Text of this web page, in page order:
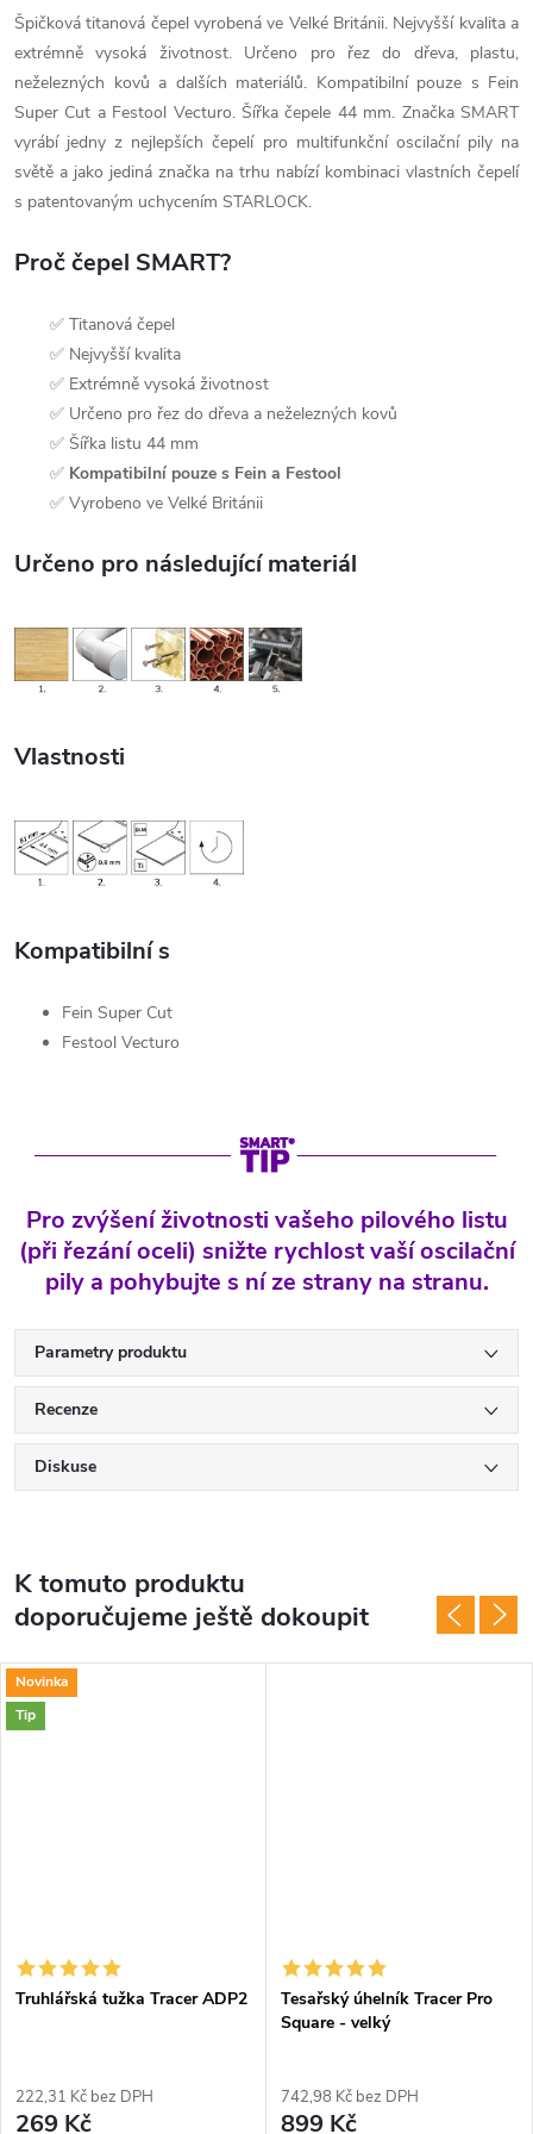
Špičková titanová čepel vyrobená ve Velké Británii. Nejvyšší kvalita a
extrémně vysoká životnost. Určeno pro řez do dřeva, plastu,
neželezných kovů a dalších materiálů. Kompatibilní pouze s Fein
Super Cut a Festool Vecturo. Šířka čepele 44 mm. Značka SMART
vyrábí jedny z nejlepších čepelí pro multifunkční oscilační pily na
světě a jako jediná značka na trhu nabízí kombinaci vlastních čepelí
s patentovaným uchycením STARLOCK.
Proč čepel SMART?
✅ Titanová čepel
✅ Nejvyšší kvalita
✅ Extrémně vysoká životnost
✅ Určeno pro řez do dřeva a neželezných kovů
✅ Šířka listu 44 mm
✅ Kompatibilní pouze s Fein a Festool
✅ Vyrobeno ve Velké Británii
Určeno pro následující materiál
Vlastnosti
Kompatibilní s
Fein Super Cut
Festool Vecturo
Pro zvýšení životnosti vašeho pilového listu
(při řezání oceli) snižte rychlost vaší oscilační
pily a pohybujte s ní ze strany na stranu.
Parametry produktu
Recenze
Diskuse
K tomuto produktu
doporučujeme ještě dokoupit
Novinka
Tip
Truhlářská tužka Tracer ADP2
222,31 Kč bez DPH
269 Kč
Tesařský úhelník Tracer Pro
Square - velký
742,98 Kč bez DPH
899 Kč